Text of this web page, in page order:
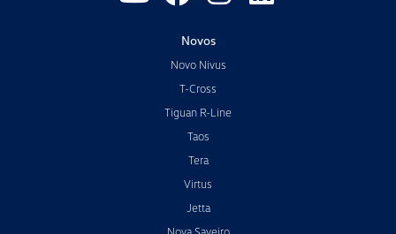
Novos
Novo Nivus
T-Cross
Tiguan R-Line
Taos
Tera
Virtus
Jetta